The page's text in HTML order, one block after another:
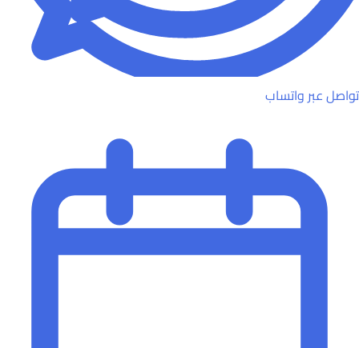
تواصل عبر واتساب